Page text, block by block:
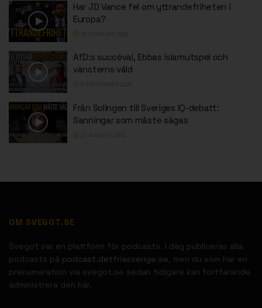
Har JD Vance fel om yttrandefriheten i
Europa?
AfD:s succéval, Ebbas islamutspel och
vänsterns våld
Från Solingen till Sveriges IQ-debatt:
Sanningar som måste sägas
OM SVEGOT.SE
Svegot var en plattform för podcasts. I dag publiceras alla
podcasts på podcast.detfriasverige.se, men du som har en
prenumeration via svegot.se sedan tidigare kan fortfarande
administrera den här.